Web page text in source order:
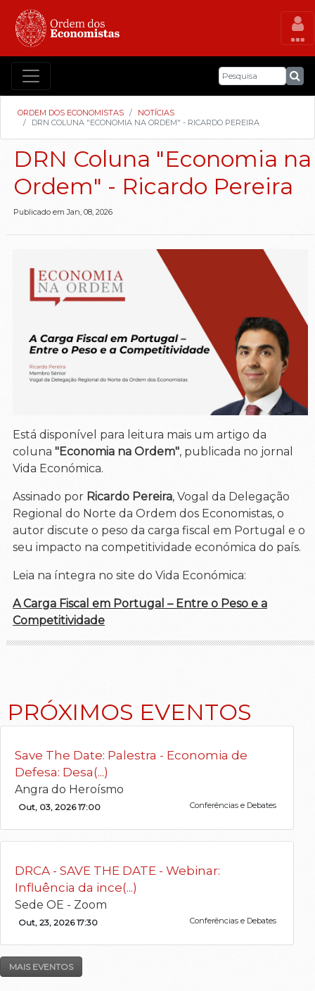
ORDEM DOS ECONOMISTAS
NOTÍCIAS
DRN COLUNA "ECONOMIA NA ORDEM" - RICARDO PEREIRA
DRN Coluna "Economia na
Ordem" - Ricardo Pereira
Publicado em Jan, 08, 2026
Está disponível para leitura mais um artigo da
coluna "Economia na Ordem", publicada no jornal
Vida Económica.
Assinado por Ricardo Pereira, Vogal da Delegação
Regional do Norte da Ordem dos Economistas, o
autor discute o peso da carga fiscal em Portugal e o
seu impacto na competitividade económica do país.
Leia na íntegra no site do Vida Económica:
A Carga Fiscal em Portugal – Entre o Peso e a
Competitividade
PRÓXIMOS EVENTOS
Save The Date: Palestra - Economia de
Defesa: Desa(...)
Angra do Heroísmo
Out, 03, 2026 17:00 Conferências e Debates
DRCA - SAVE THE DATE - Webinar:
Influência da ince(...)
Sede OE - Zoom
Out, 23, 2026 17:30 Conferências e Debates
MAIS EVENTOS